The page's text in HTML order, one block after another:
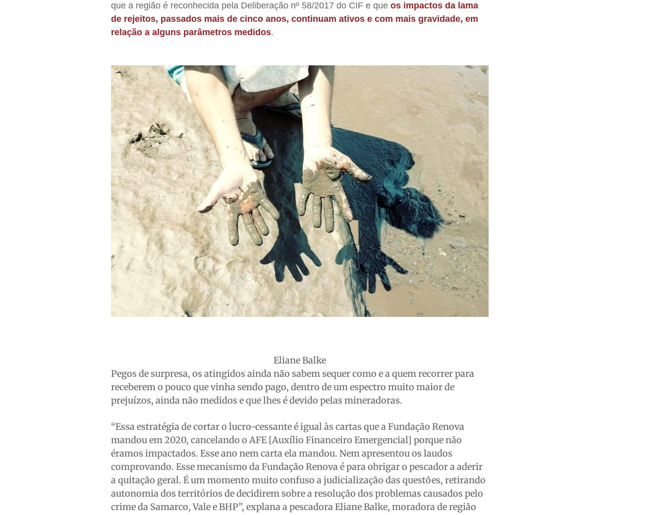
que a região é reconhecida pela Deliberação nº 58/2017 do CIF e queos impactos da lama
de rejeitos, passados mais de cinco anos, continuam ativos e com mais gravidade, em
relação a alguns parâmetros medidos.
Eliane Balke
Pegos de surpresa, os atingidos ainda não sabem sequer como e a quem recorrer para
receberem o pouco que vinha sendo pago, dentro de um espectro muito maior de
prejuízos, ainda não medidos e que lhes é devido pelas mineradoras.
“Essa estratégia de cortar o lucro-cessante é igual às cartas que a Fundação Renova
mandou em 2020, cancelando o AFE [Auxílio Financeiro Emergencial] porque não
éramos impactados. Esse ano nem carta ela mandou. Nem apresentou os laudos
comprovando. Esse mecanismo da Fundação Renova é para obrigar o pescador a aderir
a quitação geral. É um momento muito confuso a judicialização das questões, retirando
autonomia dos territórios de decidirem sobre a resolução dos problemas causados pelo
crime da Samarco, Vale e BHP”, explana a pescadora Eliane Balke, moradora de região